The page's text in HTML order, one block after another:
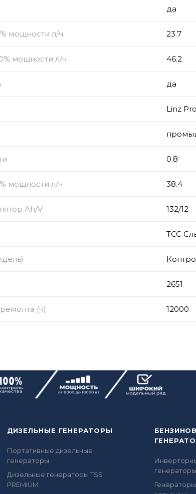
да
мощности л/ч 23.7
мощности л/ч 46.2
да
Linz
0.8
мощности л/ч 38.4
Ah/V 132/12
ТСС
2651
(ч) 12000
ДИЗЕЛЬНЫЕ ГЕНЕРАТОРЫ
Портативные дизельные
генераторы
Дизельные генераторы TSS
PREMIUM
генераторы